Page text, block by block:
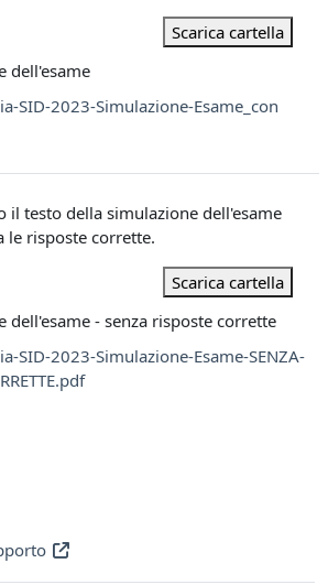
Scarica cartella
dell'esame
SID-2023-Simulazione-Esame_con
il testo della simulazione dell'esame
le risposte corrette.
Scarica cartella
dell'esame - senza risposte corrette
SID-2023-Simulazione-Esame-SENZA-